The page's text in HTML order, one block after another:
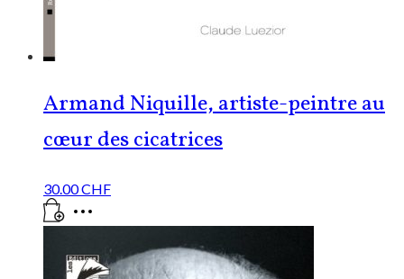
Armand Niquille, artiste-peintre au
cœur des cicatrices
30.00CHF